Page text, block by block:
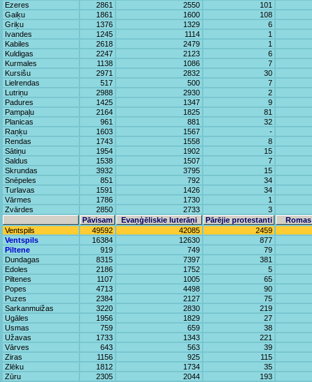
Ezeres
2861 2550
101
Gaiķu
1861 1600
108
Griķu
1376 1329
6
Ivandes
1245 1114
1
Kabiles
2618 2479
1
Kuldigas
2247 2123
6
Kurmales
1138 1086
7
Kursišu
2971 2832
30
Lielrendas
517 500
7
Lutriņu
2988 2930
2
Padures
1425 1347
9
Pampaļu
2164 1825
81
Planicas
961 881
32
Raņķu
1603 1567
-
Rendas
1743 1558
8
Sātiņu
1954 1902
15
Saldus
1538 1507
7
Skrundas
3932 3795
15
Snēpeles
851 792
34
Turlavas
1591 1426
34
Vārmes
1786 1730
1
Zvārdes
2850 2733
3
Pāvisam
Evaņģēliskie luterāņi Pārējie protestanti
Ventspils
49592 42085
2459
Ventspils
16384 12630
877
Piltene
919 749
79
Dundagas
8315 7397
381
Edoles
2186 1752
5
Piltenes
1107 1005
65
Popes
4713 4498
90
Puzes
2384 2127
75
Sarkanmuižas
3220 2830
219
Ugāles
1956 1829
27
Usmas
759 659
38
Užavas
1733 1343
221
Vārves
643 563
39
Ziras
1156 925
115
Zlēku
1812 1734
35
Zūru
2305 2044
193